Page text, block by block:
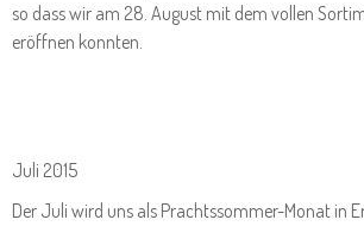
so dass wir am 28. August mit dem vollen
eröffnen konnten.
Juli 2015
Der Juli wird uns als Prachtssommer-Monat in